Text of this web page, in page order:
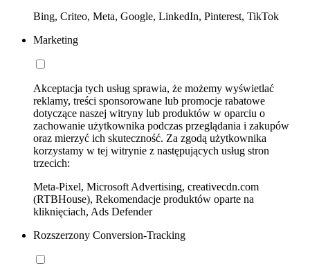
Bing, Criteo, Meta, Google, LinkedIn, Pinterest, TikTok
Marketing
Akceptacja tych usług sprawia, że możemy wyświetlać
reklamy, treści sponsorowane lub promocje rabatowe
dotyczące naszej witryny lub produktów w oparciu o
zachowanie użytkownika podczas przeglądania i zakupów
oraz mierzyć ich skuteczność. Za zgodą użytkownika
korzystamy w tej witrynie z następujących usług stron
trzecich:
Meta-Pixel, Microsoft Advertising, creativecdn.com
(RTBHouse), Rekomendacje produktów oparte na
kliknięciach, Ads Defender
Rozszerzony Conversion-Tracking